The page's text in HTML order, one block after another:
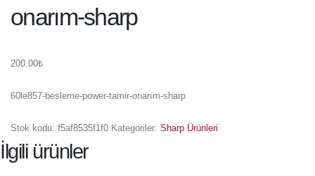
onarım-sharp
200.00₺
60le857-besleme-power-tamir-onarım-sharp
Stok kodu: f5af8535f1f0 Kategoriler: Sharp Ürünleri
İlgili ürünler